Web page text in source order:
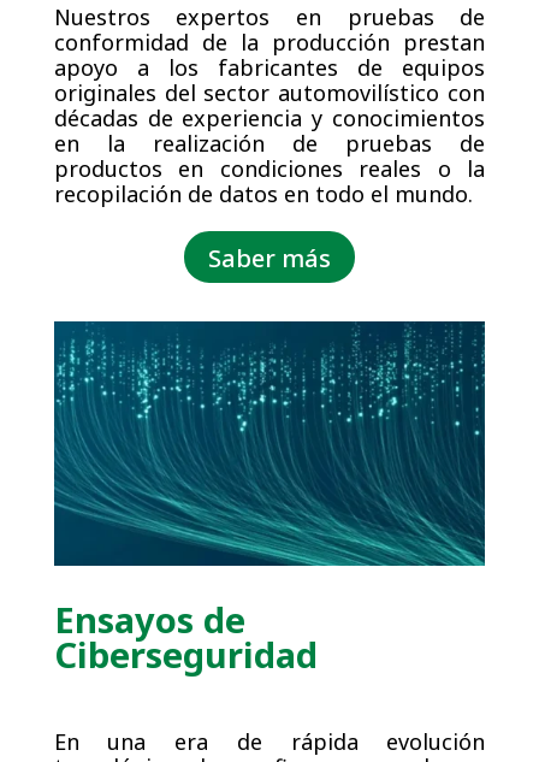
Nuestros expertos en pruebas de
conformidad de la producción prestan
apoyo a los fabricantes de equipos
originales del sector automovilístico con
décadas de experiencia y conocimientos
en la realización de pruebas de
productos en condiciones reales o la
recopilación de datos en todo el mundo.
Saber más
Ensayos de
Ciberseguridad
En una era de rápida evolución